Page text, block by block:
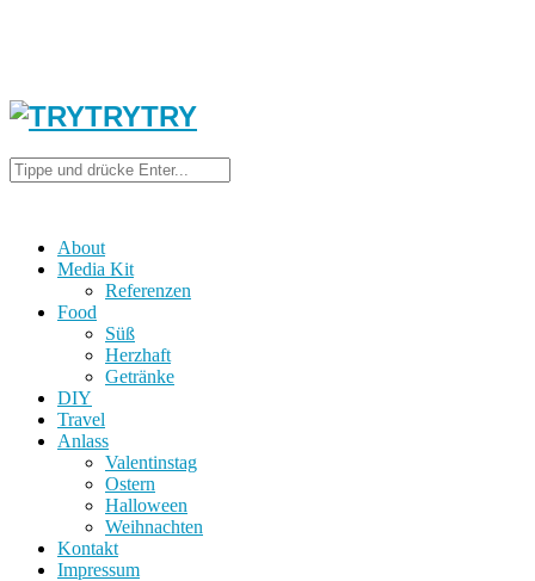
About
Media Kit
Referenzen
Food
Süß
Herzhaft
Getränke
DIY
Travel
Anlass
Valentinstag
Ostern
Halloween
Weihnachten
Kontakt
Impressum